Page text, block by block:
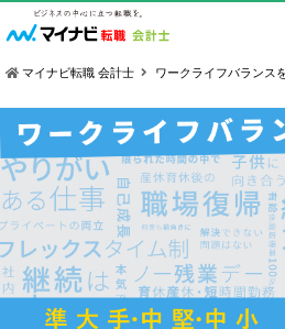
公認会計
監査法人
公認会計
マイナビ転職 会計士 ワークライフバランス